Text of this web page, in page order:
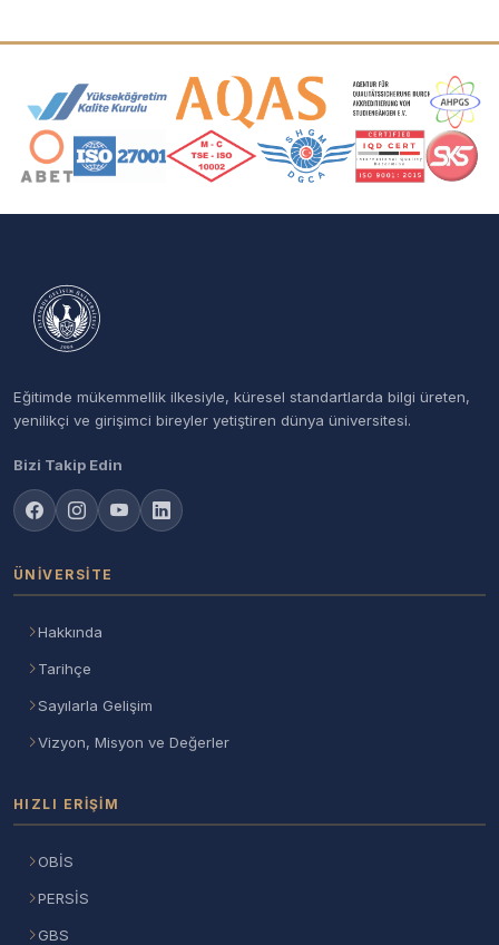
Akreditasyon ve Üyelik Logoları
Eğitimde mükemmellik ilkesiyle, küresel standartlarda bilgi üreten,
yenilikçi ve girişimci bireyler yetiştiren dünya üniversitesi.
Bizi Takip Edin
ÜNIVERSITE
Hakkında
Tarihçe
Sayılarla Gelişim
Vizyon, Misyon ve Değerler
HIZLI ERIŞIM
OBİS
PERSİS
GBS